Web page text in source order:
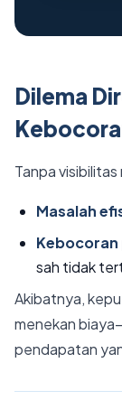
Dilema
Tanpa
Masalah
sah tidak
Akibatnya,
menekan
pendapatan